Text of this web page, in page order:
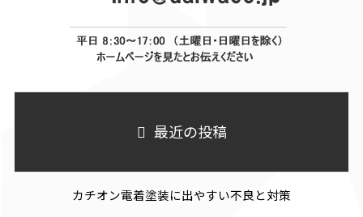
最近の投稿
カチオン電着塗装に出やすい不良と対策